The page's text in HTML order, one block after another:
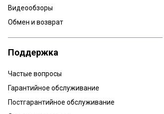
Видеообзоры
Обмен и возврат
Поддержка
Частые вопросы
Гарантийное обслуживание
Постгарантийное обслуживание